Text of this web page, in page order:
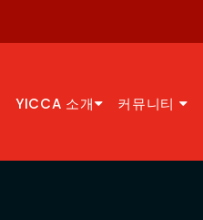
YICCA 소개 커뮤니티